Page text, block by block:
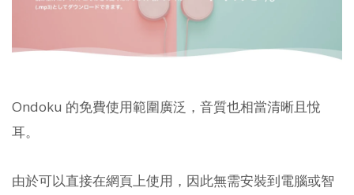
Ondoku 的免費使用範圍廣泛，音質也相當清晰且悅
耳。
由於可以直接在網頁上使用，因此無需安裝到電腦或智